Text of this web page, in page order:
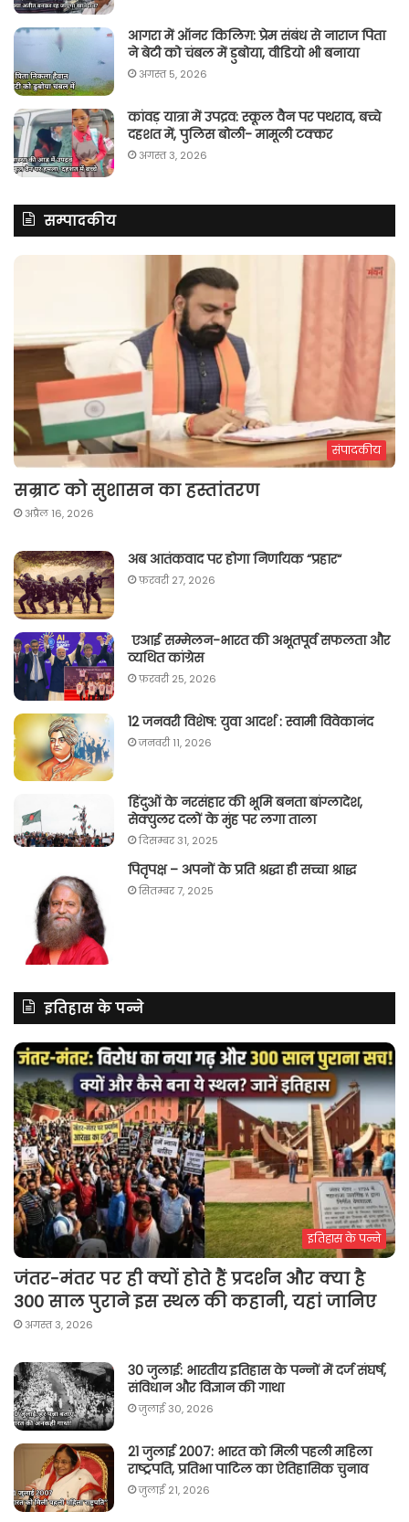
आगरा में ऑनर किलिग़: प्रेम संबंध से नाराज पिता
ने बेटी को चंबल में डुबोया, वीडियो भी बनाया
अगस्त 5, 2026
कांवड़ यात्रा में उपद्रव: स्कूल वैन पर पथराव, बच्चे
दहशत में, पुलिस बोली- मामूली टक्कर
अगस्त 3, 2026
सम्पादकीय
संपादकीय
सम्राट को सुशासन का हस्तांतरण
अप्रैल 16, 2026
अब आतंकवाद पर होगा निर्णायक “प्रहार“
फ़रवरी 27, 2026
एआई सम्मेलन-भारत की अभूतपूर्व सफलता और
व्यथित कांग्रेस
फ़रवरी 25, 2026
12 जनवरी विशेष: युवा आदर्श : स्वामी विवेकानंद
जनवरी 11, 2026
हिंदुओं के नरसंहार की भूमि बनता बांग्लादेश,
सेक्युलर दलों के मुंह पर लगा ताला
दिसम्बर 31, 2025
पितृपक्ष – अपनों के प्रति श्रद्धा ही सच्चा श्राद्ध
सितम्बर 7, 2025
इतिहास के पन्ने
इतिहास के पन्ने
जंतर-मंतर पर ही क्यों होते हैं प्रदर्शन और क्या है
300 साल पुराने इस स्थल की कहानी, यहां जानिए
अगस्त 3, 2026
30 जुलाई: भारतीय इतिहास के पन्नों में दर्ज संघर्ष,
संविधान और विज्ञान की गाथा
जुलाई 30, 2026
21 जुलाई 2007: भारत को मिली पहली महिला
राष्ट्रपति, प्रतिभा पाटिल का ऐतिहासिक चुनाव
जुलाई 21, 2026